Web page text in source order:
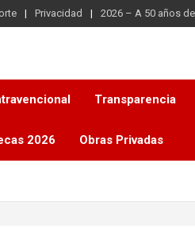
Privacidad 2026 – A 50 años
Transparencia
2026 Obras Privadas